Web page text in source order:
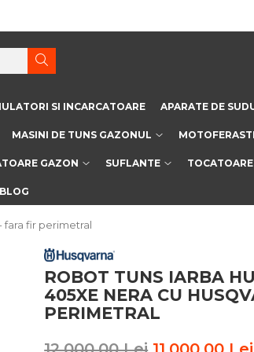
SI INCARCATOARE APARATE DE
MASINI DE TUNS GAZONUL
GAZON SUFLANTE
BLOG
fara fir perimetral
ROBOT TUNS IARBA
405XE NERA CU
PERIMETRAL